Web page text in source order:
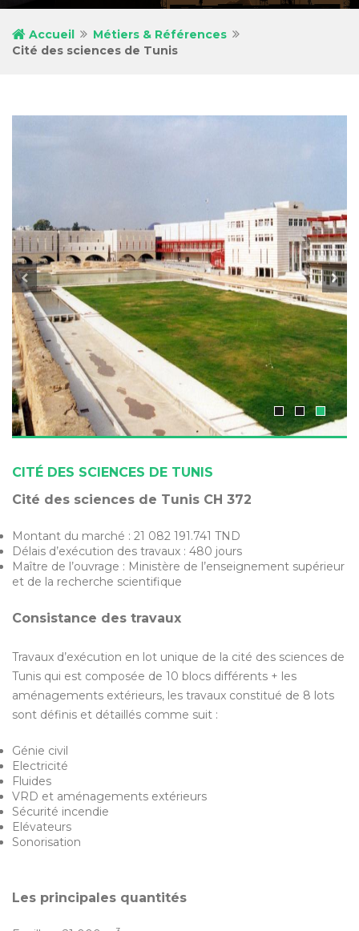
Accueil
Métiers & Références
Cité des sciences de Tunis
CITÉ DES SCIENCES DE TUNIS
Cité des sciences de Tunis CH 372
Montant du marché : 21 082 191.741 TND
Délais d’exécution des travaux : 480 jours
Maître de l’ouvrage : Ministère de l’enseignement supérieur
et de la recherche scientifique
Consistance des travaux
Travaux d’exécution en lot unique de la cité des sciences de
Tunis qui est composée de 10 blocs différents + les
aménagements extérieurs, les travaux constitué de 8 lots
sont définis et détaillés comme suit :
Génie civil
Electricité
Fluides
VRD et aménagements extérieurs
Sécurité incendie
Elévateurs
Sonorisation
Les principales quantités